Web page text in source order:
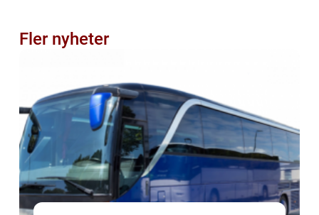
Fler nyheter